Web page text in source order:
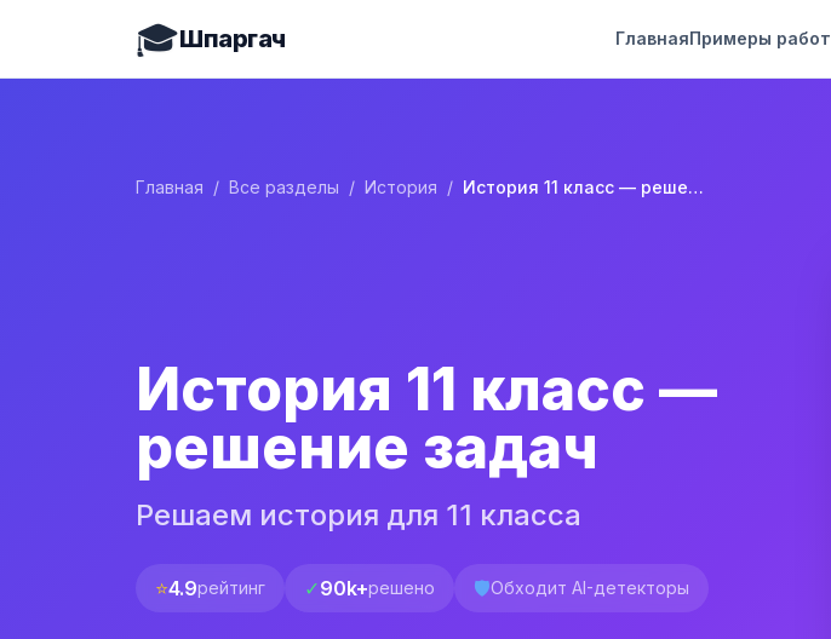
🎓Шпаргач ГлавнаяПримеры работ
Главная / Все разделы / История / История 11 класс — решение задач
История 11 класс —
решение задач
Решаем история для 11 класса
⭐4.9рейтинг ✓90k+решено 🛡️Обходит AI-детекторы